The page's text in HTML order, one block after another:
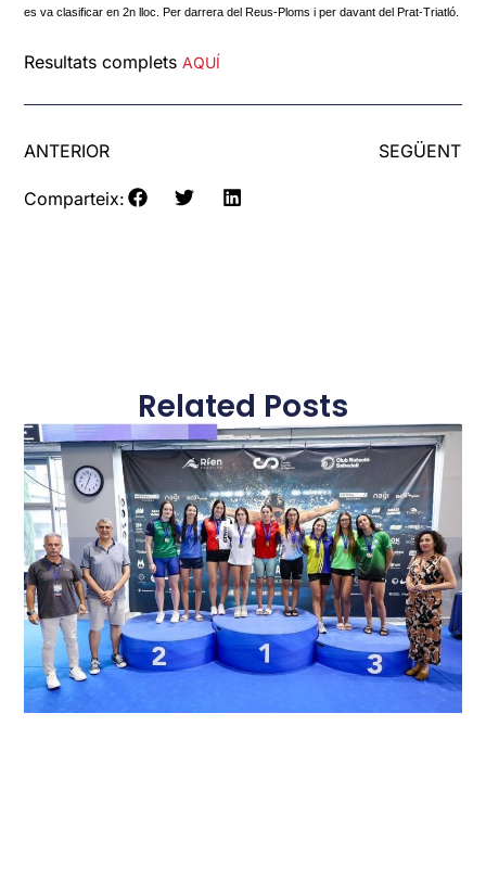
es va clasificar en 2n lloc.
Per darrera del Reus-Ploms i per davant del Prat-Triatló.
Resultats completsAQUÍ
ANTERIOR SEGÜENT
Comparteix:
Related Posts